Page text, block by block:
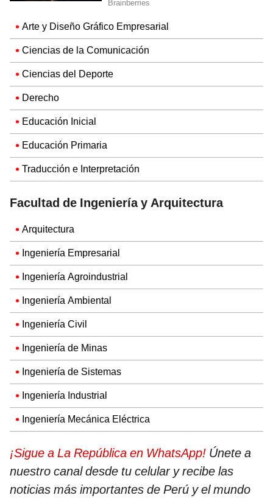
Arte y Diseño Gráfico Empresarial
Ciencias de la Comunicación
Ciencias del Deporte
Derecho
Educación Inicial
Educación Primaria
Traducción e Interpretación
Facultad de Ingeniería y Arquitectura
Arquitectura
Ingeniería Empresarial
Ingeniería Agroindustrial
Ingeniería Ambiental
Ingeniería Civil
Ingeniería de Minas
Ingeniería de Sistemas
Ingeniería Industrial
Ingeniería Mecánica Eléctrica
¡Sigue a La República en WhatsApp! Únete a
nuestro canal desde tu celular y recibe las
noticias más importantes de Perú y el mundo